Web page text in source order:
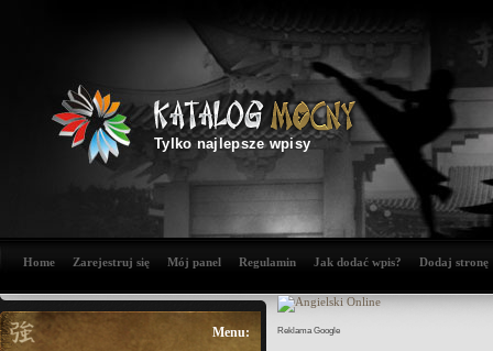
Tylko najlepsze wpisy
Home Zarejestruj się Mój panel Regulamin Jak dodać wpis? Dodaj stronę
Menu: Reklama Google